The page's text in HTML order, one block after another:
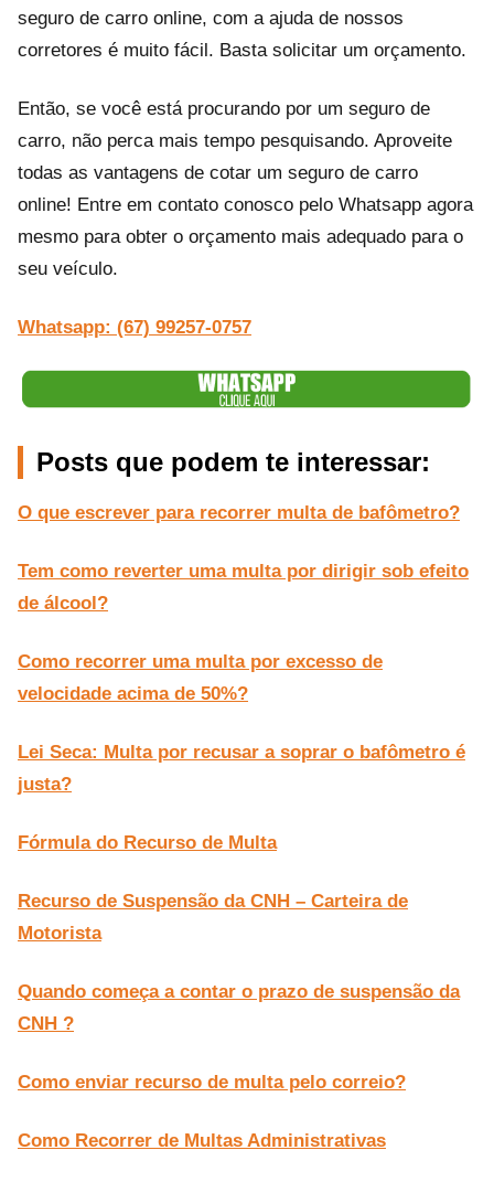
seguro de carro online, com a ajuda de nossos
corretores é muito fácil. Basta solicitar um orçamento.
Então, se você está procurando por um seguro de
carro, não perca mais tempo pesquisando. Aproveite
todas as vantagens de cotar um seguro de carro
online! Entre em contato conosco pelo Whatsapp agora
mesmo para obter o orçamento mais adequado para o
seu veículo.
Whatsapp: (67) 99257-0757
Posts que podem te interessar:
O que escrever para recorrer multa de bafômetro?
Tem como reverter uma multa por dirigir sob efeito
de álcool?
Como recorrer uma multa por excesso de
velocidade acima de 50%?
Lei Seca: Multa por recusar a soprar o bafômetro é
justa?
Fórmula do Recurso de Multa
Recurso de Suspensão da CNH – Carteira de
Motorista
Quando começa a contar o prazo de suspensão da
CNH ?
Como enviar recurso de multa pelo correio?
Como Recorrer de Multas Administrativas